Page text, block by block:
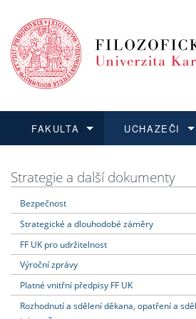
FAKULTA
Dozvědět se více
UCHAZEČI
Podat přihlášku
Dozvědět se více
Dozvědět se více
Dozvědět se více
Strategie a další dokumenty
Bezpečnost
Strategické a dlouhodobé záměry
FF UK pro udržitelnost
Výroční zprávy
Platné vnitřní předpisy FF UK
Rozhodnutí a sdělení děkana, opatření a